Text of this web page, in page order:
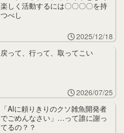
楽しく活動するには〇〇〇〇を持
つべし
2025/12/18
戻って、行って、取ってこい
2026/07/25
「AIに頼りきりのクソ雑魚開発者
でごめんなさい」…って誰に謝っ
てるの？？